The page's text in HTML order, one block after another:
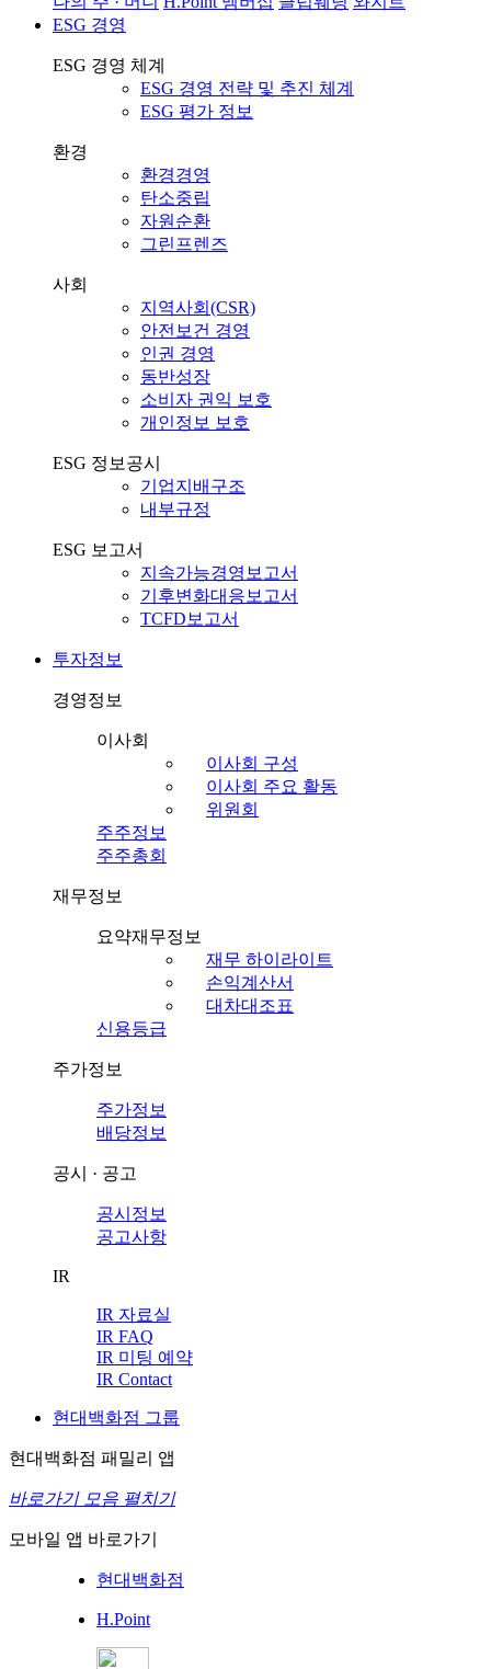
ESG 경영
ESG 경영 체계
ESG 경영 전략 및 추진 체계
ESG 평가 정보
환경
환경경영
탄소중립
자원순환
그린프렌즈
사회
지역사회(CSR)
안전보건 경영
인권 경영
동반성장
소비자 권익 보호
개인정보 보호
ESG 정보공시
기업지배구조
내부규정
ESG 보고서
지속가능경영보고서
기후변화대응보고서
TCFD보고서
투자정보
경영정보
이사회
이사회 구성
이사회 주요 활동
위원회
주주정보
주주총회
재무정보
요약재무정보
재무 하이라이트
손익계산서
대차대조표
신용등급
주가정보
주가정보
배당정보
공시 · 공고
공시정보
공고사항
IR
IR 자료실
IR FAQ
IR 미팅 예약
IR Contact
현대백화점 그룹
현대백화점 패밀리 앱
바로가기 모음 펼치기
모바일 앱 바로가기
현대백화점
H.Point